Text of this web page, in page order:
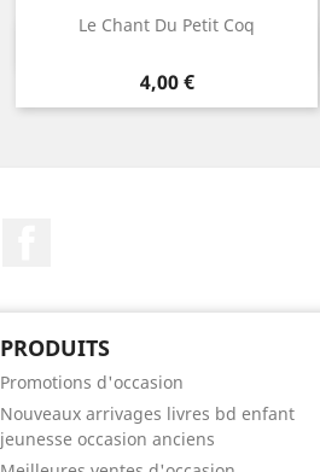
Le Chant Du Petit Coq
Prix
4,00 €
PRODUITS
Promotions d'occasion
Nouveaux arrivages livres bd enfant
jeunesse occasion anciens